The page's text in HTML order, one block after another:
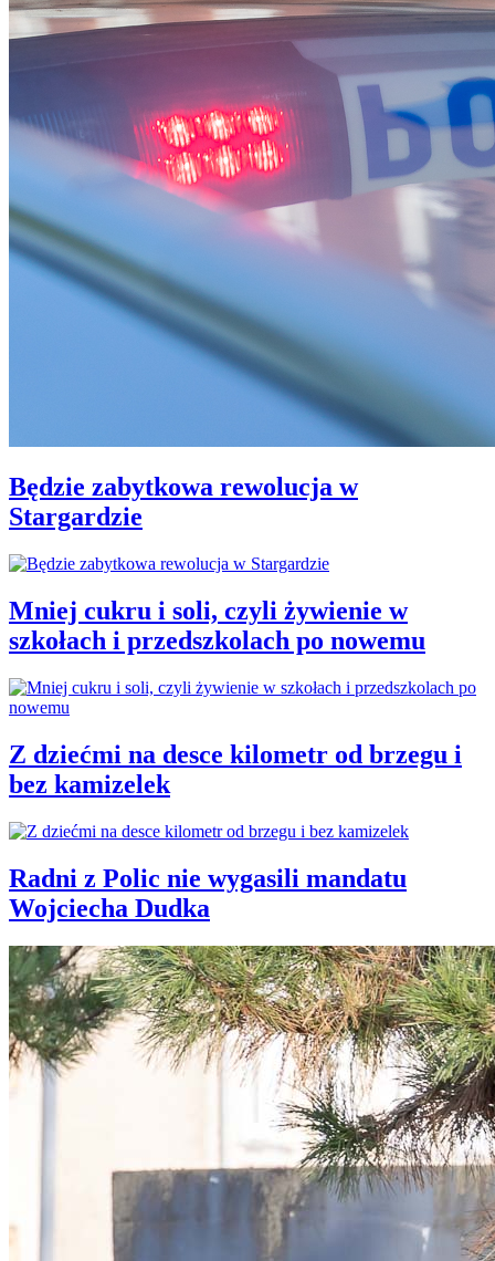
Będzie zabytkowa rewolucja w
Stargardzie
Mniej cukru i soli, czyli żywienie w
szkołach i przedszkolach po nowemu
Z dziećmi na desce kilometr od brzegu i
bez kamizelek
Radni z Polic nie wygasili mandatu
Wojciecha Dudka